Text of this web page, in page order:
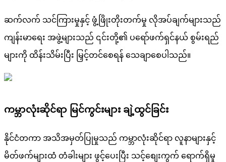
ဆက်လက် သင်ကြားမှုနှင့် ဖွံ့ဖြိုးတိုးတက်မှု လိုအပ်ချက်များသည်
ကျန်းမာရေး အဖွဲ့များသည် ၎င်းတို့၏ ပရော်ဖက်ရှင်နယ် စွမ်းရည်
များကို ထိန်းသိမ်းပြီး မြှင့်တင်စေရန် သေချာစေပါသည်။
ကမ္ဘာလုံးဆိုင်ရာ မြင်ကွင်းများ ချဲ့ထွင်ခြင်း
နိုင်ငံတကာ အသိအမှတ်ပြုမှုသည် ကမ္ဘာလုံးဆိုင်ရာ လူနာများနှင့်
မိတ်ဖက်များထံ တံခါးများ ဖွင့်ပေးပြီး သင့်စျေးကွက် ရောက်ရှိမှု